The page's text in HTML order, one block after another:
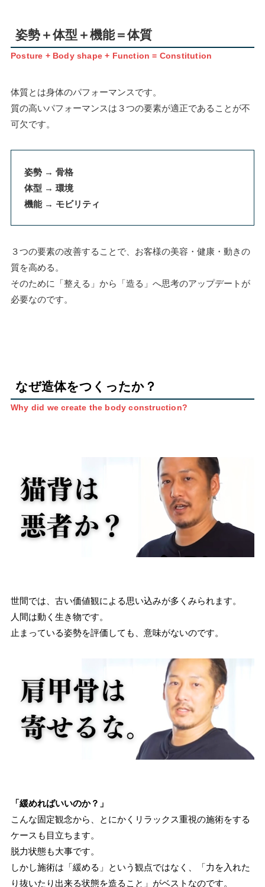
姿勢＋体型＋機能＝体質
Posture + Body shape + Function = Constitution
体質とは身体のパフォーマンスです。
質の高いパフォーマンスは３つの要素が適正であることが不
可欠です。
姿勢 → 骨格
体型 → 環境
機能 → モビリティ
３つの要素の改善することで、お客様の美容・健康・動きの
質を高める。
そのために「整える」から「造る」へ思考のアップデートが
必要なのです。
なぜ造体をつくったか？
Why did we create the body construction?
世間では、古い価値観による思い込みが多くみられます。
人間は動く生き物です。
止まっている姿勢を評価しても、意味がないのです。
「緩めればいいのか？」
こんな固定観念から、とにかくリラックス重視の施術をする
ケースも目立ちます。
脱力状態も大事です。
しかし施術は「緩める」という観点ではなく、「力を入れた
り抜いたり出来る状態を造ること」がベストなのです。